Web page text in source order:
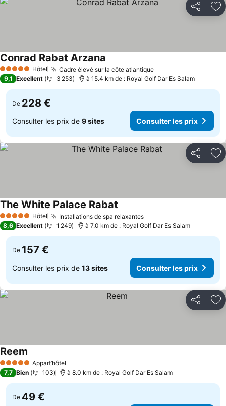
Partager
5 Étoiles Hôtel Cadre élevé sur la côte atlantiqueConsulter les prix
Conrad Rabat Arzana
9,1 Excellent 3 253 à 15.4 km de : Royal Golf Dar Es Salam
De 228 €
Consulter les prix de 9 sites Consulter les prix
Partager
5 Étoiles Hôtel Installations de spa relaxantesConsulter les prix
The White Palace Rabat
8,6 Excellent 1 249 à 7.0 km de : Royal Golf Dar Es Salam
De 157 €
Consulter les prix de 13 sites Consulter les prix
Partager
5 Étoiles Appart’hôtel
Reem
7,7 Bien 103 à 8.0 km de : Royal Golf Dar Es Salam
De 49 €